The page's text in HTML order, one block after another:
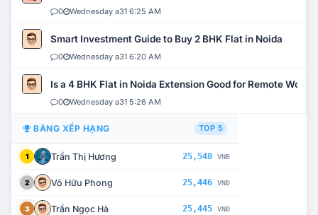
0 Wednesday a31 6:25 AM
Smart Investment Guide to Buy 2 BHK Flat in Noida
0 Wednesday a31 6:20 AM
Is a 4 BHK Flat in Noida Extension Good for Remote Work?
0 Wednesday a31 5:26 AM
BẢNG XẾP HẠNG TOP 5
1 Trần Thị Hương 25,548 VNĐ
2 Võ Hữu Phong 25,446 VNĐ
3 Trần Ngọc Hà 25,445 VNĐ